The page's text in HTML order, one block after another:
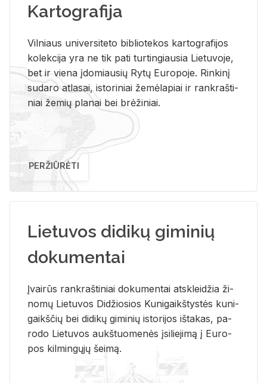
Kartografija
Vil­niaus uni­ver­si­te­to bi­b­lio­te­kos kar­to­gra­fi­jos
ko­lek­ci­ja yra ne tik pati tur­tin­giau­sia Lie­tu­vo­je,
bet ir vie­na įdo­miau­sių Rytų Eu­ro­po­je. Rin­ki­nį
su­da­ro at­la­sai, is­to­ri­niai že­mė­la­piai ir rank­raš­ti­
niai že­mių pla­nai bei brė­ži­niai.
PERŽIŪRĖTI
Lietuvos didikų giminių
dokumentai
Įvai­rūs rank­raš­ti­niai do­ku­men­tai at­sklei­džia ži­
no­mų Lie­tu­vos Di­džio­sios Ku­ni­gaikš­tys­tės ku­ni­
gaikš­čių bei di­di­kų gi­mi­nių is­to­ri­jos iš­ta­kas, pa­
ro­do Lie­tu­vos aukš­tuo­me­nės įsi­lie­ji­mą į Eu­ro­
pos kil­min­gų­jų šei­mą.